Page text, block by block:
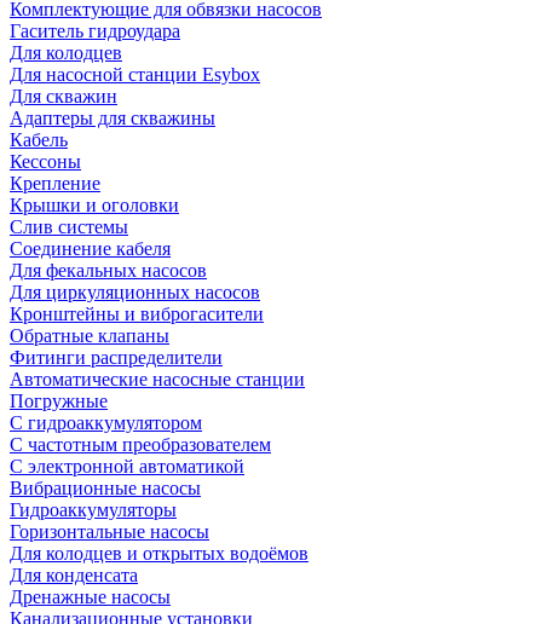
Комплектующие для обвязки насосов
Гаситель гидроудара
Для колодцев
Для насосной станции Esybox
Для скважин
Адаптеры для скважины
Кабель
Кессоны
Крепление
Крышки и оголовки
Слив системы
Соединение кабеля
Для фекальных насосов
Для циркуляционных насосов
Кронштейны и виброгасители
Обратные клапаны
Фитинги распределители
Автоматические насосные станции
Погружные
С гидроаккумулятором
С частотным преобразователем
С электронной автоматикой
Вибрационные насосы
Гидроаккумуляторы
Горизонтальные насосы
Для колодцев и открытых водоёмов
Для конденсата
Дренажные насосы
Канализационные установки